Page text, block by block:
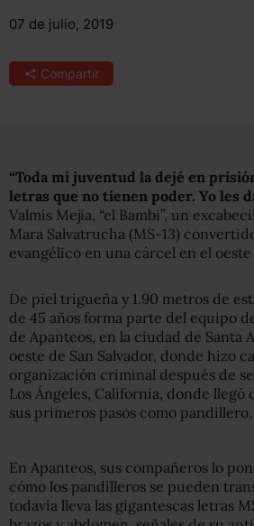
07 de julio, 2019
Compartir
“Toda mi juventud la dejé en
letras que no tienen poder. Yo les
Valmis Mejía, “el Bambi”, un
Mara Salvatrucha (MS-13)
evangélico en una cárcel en el oeste
De piel trigueña y 1.90 metros de
de 45 años forma parte del equipo
de Apanteos, en la ciudad de Santa
oeste de San Salvador, donde hizo
organización criminal después de
Los Ángeles, California, donde
sus primeros pasos como pandillero.
En Apanteos, sus compañeros lo
cómo los pandilleros se pueden
todavía lleva las gigantescas letras